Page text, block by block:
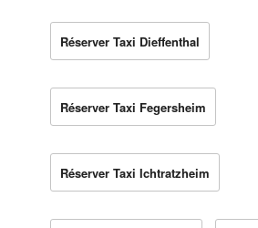
Réserver Taxi Dieffenthal
Réserver Taxi Fegersheim
Réserver Taxi Ichtratzheim